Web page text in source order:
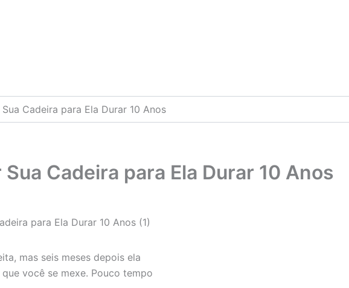
Cadeira para Ela Durar 10 Anos
Cadeira para Ela Durar 10 Anos
mas seis meses depois ela
você se mexe. Pouco tempo